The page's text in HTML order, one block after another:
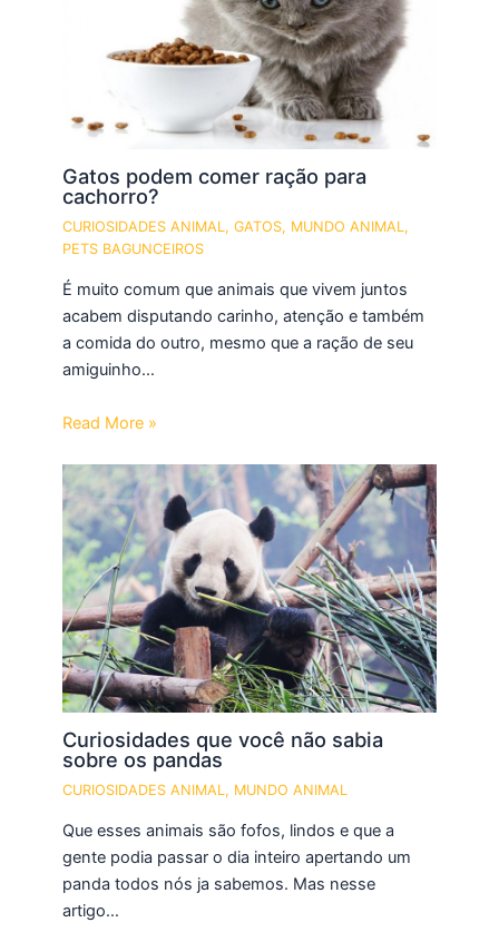
Gatos podem comer ração para
cachorro?
CURIOSIDADES ANIMAL ,GATOS, MUNDO ANIMAL ,
PETS BAGUNCEIROS
É muito comum que animais que vivem juntos
acabem disputando carinho, atenção e também
a comida do outro, mesmo que a ração de seu
amiguinho…
Read More »
Curiosidades que você não sabia
sobre os pandas
CURIOSIDADES ANIMAL , MUNDO ANIMAL
Que esses animais são fofos, lindos e que a
gente podia passar o dia inteiro apertando um
panda todos nós ja sabemos. Mas nesse
artigo…